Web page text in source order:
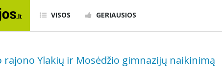
VISOS GERIAUSIOS
rajono Ylakių ir Mosėdžio gimnazijų naikinimą